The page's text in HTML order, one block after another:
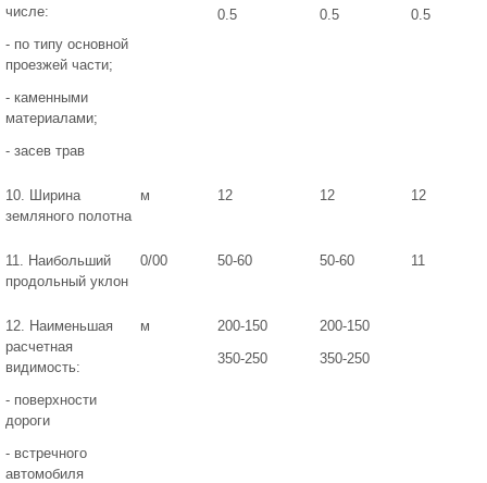
числе:
- по типу основной
проезжей части;
- каменными
материалами;
- засев трав
0.5
0.5
0.5
10. Ширина
земляного полотна
м 12 12 12
11. Наибольший
продольный уклон
0/00 50-60 50-60 11
12. Наименьшая
расчетная
видимость:
- поверхности
дороги
- встречного
автомобиля
м
200-150
350-250
200-150
350-250